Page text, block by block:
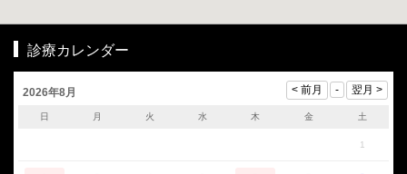
診療カレンダー
2026年8月
日 月 火 水 木 金 土
1